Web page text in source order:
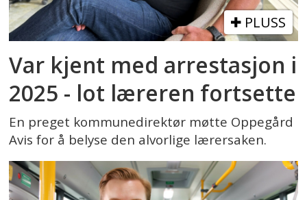
PLUSS
Var kjent med arrestasjon i
2025 - lot læreren fortsette
En preget kommunedirektør møtte Oppegård
Avis for å belyse den alvorlige lærersaken.